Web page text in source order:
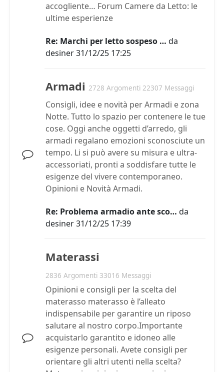
accogliente… Forum Camere da Letto: le
ultime esperienze
Re: Marchi per letto sospeso … da
desiner31/12/25 17:25
Armadi 2728 Argomenti 22307 Messaggi
Consigli, idee e novità per Armadi e zona
Notte. Tutto lo spazio per contenere le tue
cose. Oggi anche oggetti d’arredo, gli
armadi regalano emozioni sconosciute un
tempo. Li si può avere su misura e ultra-
accessoriati, pronti a soddisfare tutte le
esigenze del vivere contemporaneo.
Opinioni e Novità Armadi.
Re: Problema armadio ante sco… da
desiner31/12/25 17:39
Materassi
2836 Argomenti 33016 Messaggi
Opinioni e consigli per la scelta del
materasso materasso è l’alleato
indispensabile per garantire un riposo
salutare al nostro corpo.Importante
acquistarlo garantito e idoneo alle
esigenze personali. Avete consigli per
orientare gli altri utenti nella scelta?